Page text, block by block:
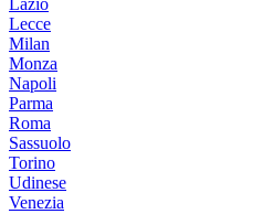
Lazio
Lecce
Milan
Monza
Napoli
Parma
Roma
Sassuolo
Torino
Udinese
Venezia